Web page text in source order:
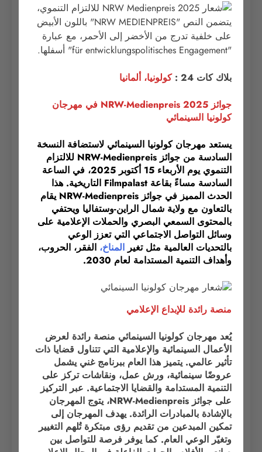
بلاك كات 24 :
كولونيا، ألمانيا
جوائز NRW-Medienpreis 2025 في مهرجان
كولونيا السينمائي
يستعد مهرجان كولونيا السينمائي لاستضافة النسخة
السادسة من جوائز NRW-Medienpreis للالتزام
التنموي يوم الأربعاء 15 أكتوبر 2025، في الساعة
السادسة مساءً بقاعة Filmpalast التاريخية. هذا
الحدث المميز في جوائز NRW-Medienpreis يقام
بالتعاون مع ولاية شمال الراين-وستفاليا ويحتفي
بالمحتوى السمعي البصري والحملات الإعلامية على
وسائل التواصل الاجتماعي التي تعزز الوعي
بالتحديات العالمية مثل تغير المناخ، الفقر، الحروب،
وأهداف التنمية المستدامة لعام 2030.
منصة رائدة للإبداع الإعلامي
يُعد مهرجان كولونيا السينمائي منصة رائدة لعرض
الأعمال السينمائية والإعلامية التي تتناول قضايا ذات
تأثير عالمي. يتميز هذا العام ببرنامج غني يشمل
عروضًا سينمائية، ورش عمل، ونقاشات تركز على
التنمية المستدامة والقضايا الاجتماعية. عبر التركيز
على جوائز NRW-Medienpreis، يتوج المهرجان
بالإشادة بالمبادرات الرائدة. يهدف المهرجان إلى
تمكين المبدعين من تقديم رؤى مبتكرة تُلهم التغيير
وتغيّر الوعي العام. كما يوفر فرصة للتواصل بين